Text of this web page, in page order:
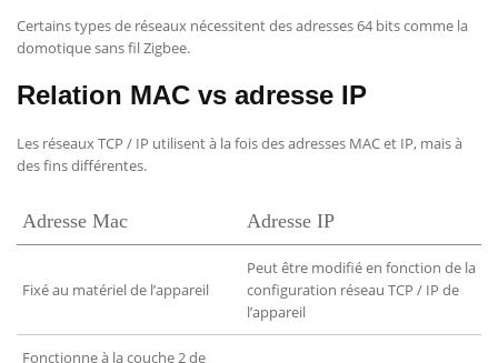
Certains types de réseaux nécessitent des adresses 64 bits comme la
domotique sans fil Zigbee.
Relation MAC vs adresse IP
Les réseaux TCP / IP utilisent à la fois des adresses MAC et IP, mais à
des fins différentes.
Adresse Mac Adresse IP
Fixé au matériel de l’appareil
Peut être modifié en fonction de la
configuration réseau TCP / IP de
l’appareil
Fonctionne à la couche 2 de